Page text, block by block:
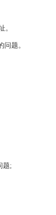
。
题。
题;